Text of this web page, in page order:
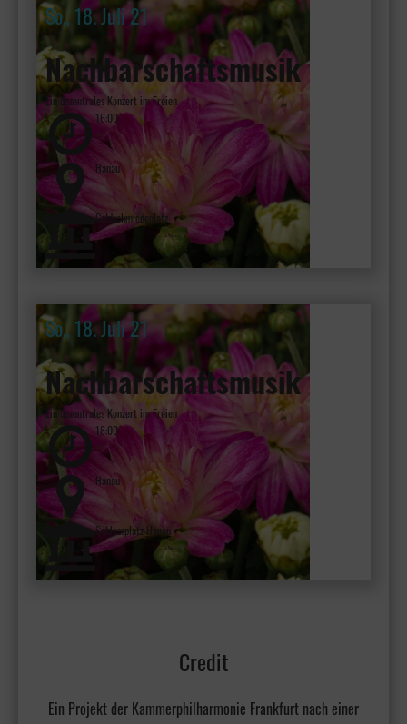
So., 18. Juli 21
Nachbarschaftsmusik
Ein dezentrales Konzert im Freien
16:00
Hanau
Goldschmiedeplatz
So., 18. Juli 21
Nachbarschaftsmusik
Ein dezentrales Konzert im Freien
18:00
Hanau
Schlossplatz Hanau
Credit
Ein Projekt der Kammerphilharmonie Frankfurt nach einer